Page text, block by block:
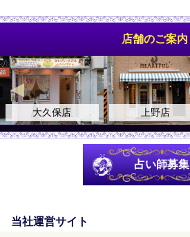
店舗のご案内
大久保店 上野店
占い師募集
当社運営サイト